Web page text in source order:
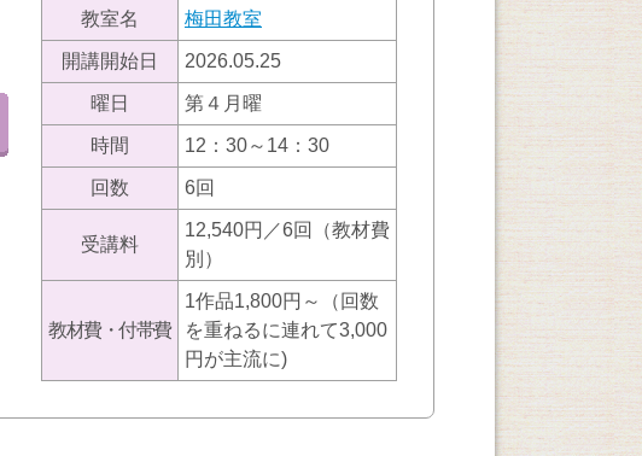
教室名 梅田教室
開講開始日 2026.05.25
曜日 第４月曜
時間 12：30～14：30
回数 6回
受講料
12,540円／6回（教材費
別）
教材費・付帯費
1作品1,800円～（回数
を重ねるに連れて3,000
円が主流に)